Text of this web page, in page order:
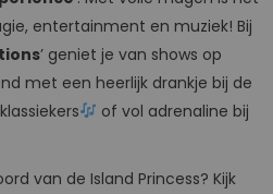
entertainment en muziek! Bij
’ geniet je van shows op
met een heerlijk drankje bij de
of vol adrenaline bij
van de Island Princess? Kijk